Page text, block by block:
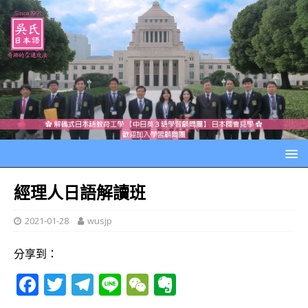
經理人日語解讀班
2021-01-28 wusjp
分享到：
F T T Li W